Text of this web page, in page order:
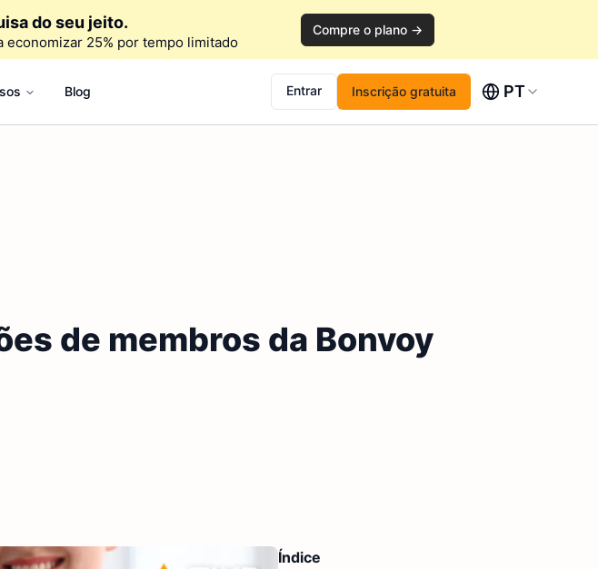
do seu jeito.
economizar 25% por tempo limitado
Compre o plano →
Blog Entrar Inscrição gratuita PT
de membros da Bonvoy
Índice